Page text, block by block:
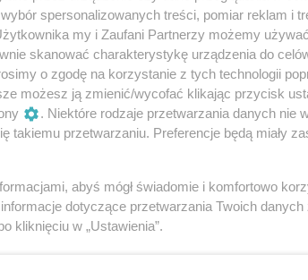
Blazefuryx mam już zablokowanego i Tobie
spersonalizowanych treści, pomiar reklam i
my i Zaufani Partnerzy możemy
skanować charakterystykę urządzenia do
o zgodę na korzystanie z tych technologii
możesz ją zmienić/wycofać klikając przycisk
. Niektóre rodzaje przetwarzania danych nie
takiemu przetwarzaniu. Preferencje będą miały
abyś mógł świadomie i komfortowo
dotyczące przetwarzania Twoich
kliknięciu w „Ustawienia”.